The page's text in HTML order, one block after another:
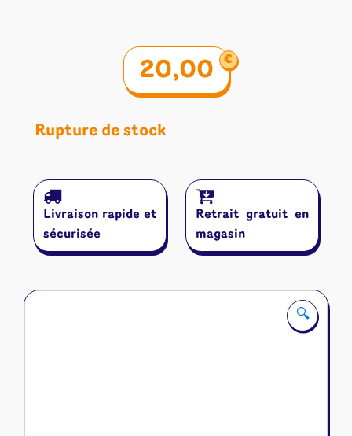
🔍
20,00 €
Rupture de stock
Livraison rapide et
sécurisée
Retrait gratuit en
magasin